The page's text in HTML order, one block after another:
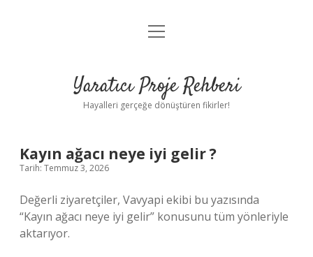
Anasayfa
Yasal Uyarı
menüyü
Yaratıcı Proje Rehberi
Hayalleri gerçeğe dönüştüren fikirler!
Kayın ağacı neye iyi gelir ?
Tarih: Temmuz 3, 2026
Değerli ziyaretçiler, Vavyapi ekibi bu yazısında
“Kayın ağacı neye iyi gelir” konusunu tüm yönleriyle
aktarıyor.